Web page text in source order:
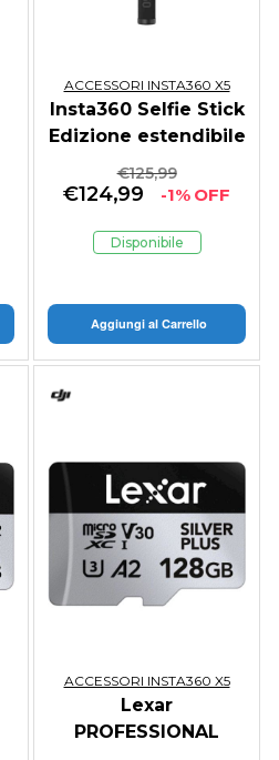
ACCESSORI INSTA360 X5
Insta360 Selfie Stick
Edizione estendibile
€125,99
€124,99 -1% OFF
Disponibile
Aggiungi al Carrello
ACCESSORI INSTA360 X5
Lexar
PROFESSIONAL